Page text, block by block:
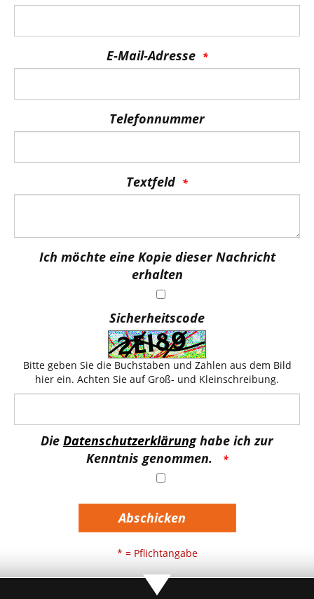
E-Mail-Adresse
Telefonnummer
Textfeld
Ich möchte eine Kopie dieser Nachricht
erhalten
Sicherheitscode
Bitte geben Sie die Buchstaben und Zahlen aus dem Bild
hier ein. Achten Sie auf Groß- und Kleinschreibung.
Die Datenschutzerklärunghabe ich zur
Kenntnis genommen.
Abschicken
* = Pflichtangabe